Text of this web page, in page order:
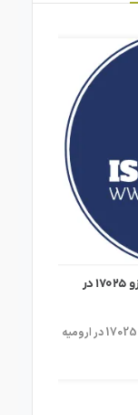
مشاور اخد گواهینامه استاندارد ایزو 17025 در
مشاور اخذ گواهینامه استاندارد ایزو 17025 در ارومیه